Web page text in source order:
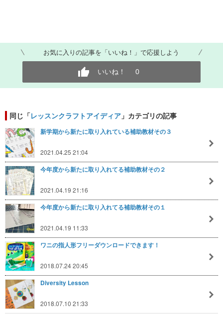
お気に入りの記事を「いいね！」で応援しよう
いいね！ 0
同じ「レッスンクラフトアイディア 」カテゴリの記事
新学期から新たに取り入れている補助教材その３
2021.04.25 21:04
今年度から新たに取り入れてる補助教材その２
2021.04.19 21:16
今年度から新たに取り入れてる補助教材その１
2021.04.19 11:33
ワニの指人形フリーダウンロードできます！
2018.07.24 20:45
Diversity Lesson
2018.07.10 21:33